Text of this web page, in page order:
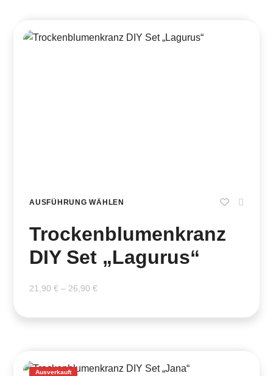
AUSFÜHRUNG WÄHLEN
Trockenblumenkranz
DIY Set „Lagurus“
21,90 € – 26,90 €
Ausverkauft